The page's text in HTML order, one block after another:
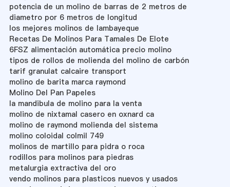
potencia de un molino de barras de 2 metros de
diametro por 6 metros de longitud
los mejores molinos de lambayeque
Recetas De Molinos Para Tamales De Elote
6FSZ alimentación automática precio molino
tipos de rollos de molienda del molino de carbón
tarif granulat calcaire transport
molino de barita marca raymond
Molino Del Pan Papeles
la mandibula de molino para la venta
molino de nixtamal casero en oxnard ca
molino de raymond molienda del sistema
molino coloidal colmil 749
molinos de martillo para pidra o roca
rodillos para molinos para piedras
metalurgia extractiva del oro
vendo molinos para plasticos nuevos y usados